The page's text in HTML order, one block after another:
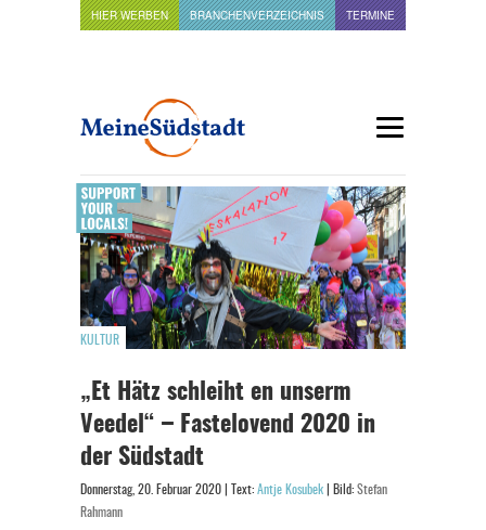
HIER WERBEN BRANCHENVERZEICHNIS TERMINE
KULTUR
„Et Hätz schleiht en unserm
Veedel“ – Fastelovend 2020 in
der Südstadt
Donnerstag, 20. Februar 2020 | Text: Antje Kosubek | Bild: Stefan
Rahmann